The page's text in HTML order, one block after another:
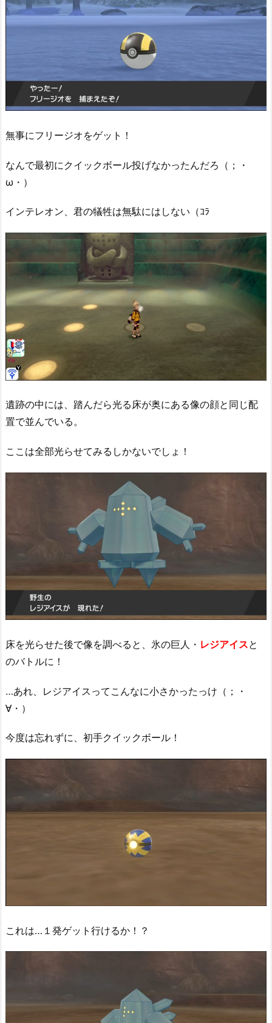
無事にフリージオをゲット！
なんで最初にクイックボール投げなかったんだろ（；・
ω・）
インテレオン、君の犠牲は無駄にはしない（ｺﾗ
遺跡の中には、踏んだら光る床が奥にある像の顔と同じ配
置で並んでいる。
ここは全部光らせてみるしかないでしょ！
床を光らせた後で像を調べると、氷の巨人・ レジアイスと
のバトルに！
…あれ、レジアイスってこんなに小さかったっけ（；・
∀・）
今度は忘れずに、初手クイックボール！
これは…１発ゲット行けるか！？